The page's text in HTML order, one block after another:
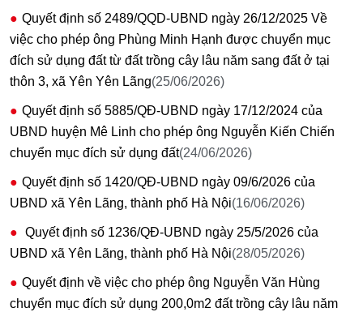
Quyết định số 2489/QQD-UBND ngày 26/12/2025 Về
việc cho phép ông Phùng Minh Hạnh được chuyển mục
đích sử dụng đất từ đất trồng cây lâu năm sang đất ở tại
thôn 3, xã Yên Yên Lãng(25/06/2026)
Quyết định số 5885/QĐ-UBND ngày 17/12/2024 của
UBND huyện Mê Linh cho phép ông Nguyễn Kiến Chiến
chuyển mục đích sử dụng đất(24/06/2026)
Quyết định số 1420/QĐ-UBND ngày 09/6/2026 của
UBND xã Yên Lãng, thành phố Hà Nội(16/06/2026)
Quyết định số 1236/QĐ-UBND ngày 25/5/2026 của
UBND xã Yên Lãng, thành phố Hà Nội(28/05/2026)
Quyết định về việc cho phép ông Nguyễn Văn Hùng
chuyển mục đích sử dụng 200,0m2 đất trồng cây lâu năm